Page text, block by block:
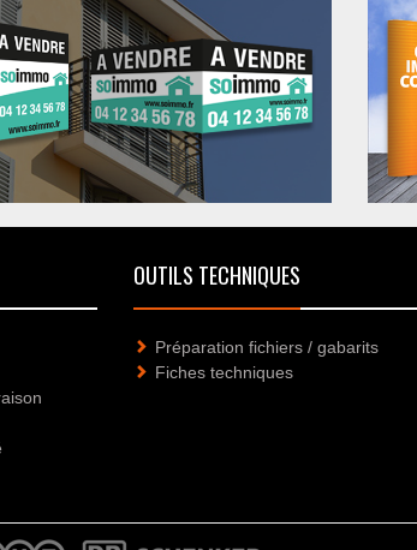
OUTILS TECHNIQUES
Préparation fichiers / gabarits
Fiches techniques